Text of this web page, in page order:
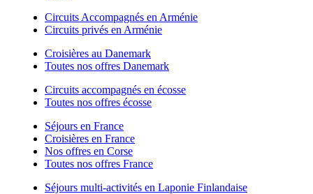
Circuits Accompagnés en Arménie
Circuits privés en Arménie
Croisières au Danemark
Toutes nos offres Danemark
Circuits accompagnés en écosse
Toutes nos offres écosse
Séjours en France
Croisières en France
Nos offres en Corse
Toutes nos offres France
Séjours multi-activités en Laponie Finlandaise